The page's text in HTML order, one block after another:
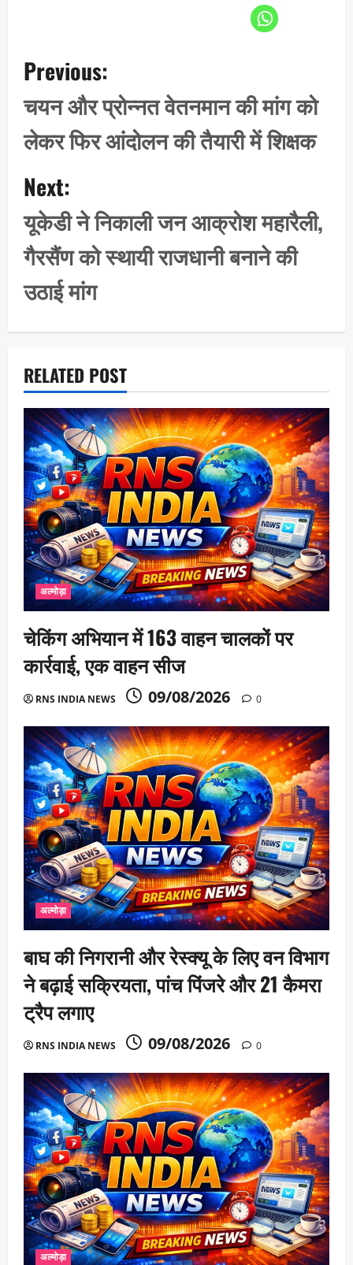
o
s
t
n
v
i
g
a
t
i
o
Previous:
चयन और प्रोन्नत वेतनमान की मांग को
लेकर फिर आंदोलन की तैयारी में शिक्षक
Next:
यूकेडी ने निकाली जन आक्रोश महारैली,
गैरसैंण को स्थायी राजधानी बनाने की
उठाई मांग
RELATED POST
अल्मोड़ा
चेकिंग अभियान में 163 वाहन चालकों पर
कार्रवाई, एक वाहन सीज
RNS INDIA NEWS 09/08/2026 0
अल्मोड़ा
बाघ की निगरानी और रेस्क्यू के लिए वन विभाग
ने बढ़ाई सक्रियता, पांच पिंजरे और 21 कैमरा
ट्रैप लगाए
RNS INDIA NEWS 09/08/2026 0
अल्मोड़ा